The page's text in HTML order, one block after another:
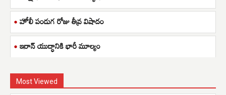
హోలీ పండుగ రోజు తీవ్ర విషాదం
ఇరాన్ యుద్ధానికి భారీ మూల్యం
Most Viewed